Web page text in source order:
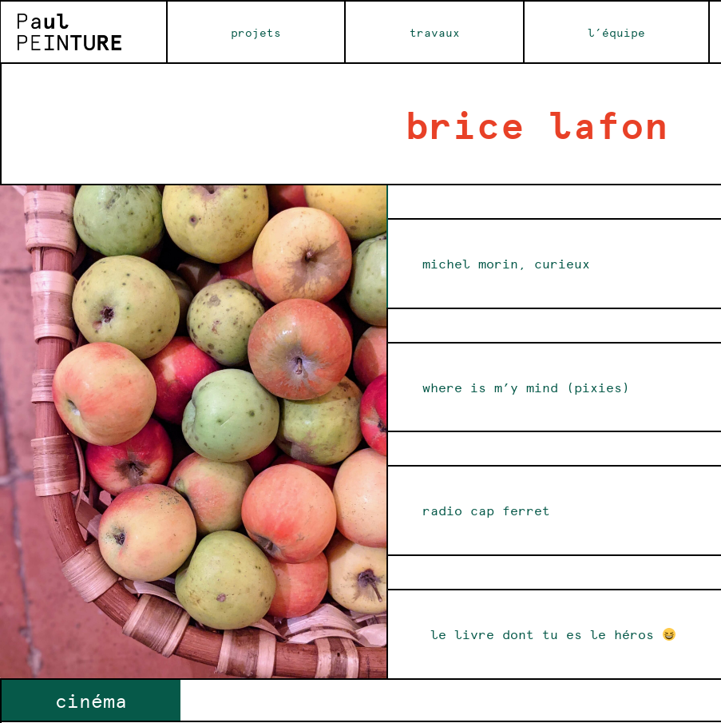
projets travaux l’équipe
brice lafon
michel morin, curieux
where is m’y mind (pixies)
radio cap ferret
le livre dont tu es le héros
cinéma